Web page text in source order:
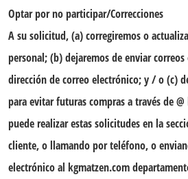
Optar por no participar/Correcciones
A su solicitud, (a) corregiremos o
personal; (b) dejaremos de enviar
dirección de correo electrónico; y / o (c)
para evitar futuras compras a través de
puede realizar estas solicitudes en la
cliente, o llamando por teléfono, o
electrónico al kgmatzen.com